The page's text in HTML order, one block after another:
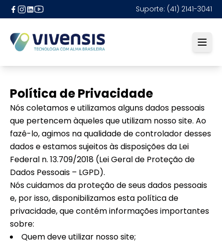
Ir para a página do Facebook da Vivensis Care Technology
Ir para o Instagram da Vivensis Care Technology
Ir para o LinkedIn da Vivensis Care Technology
Ir para o canal do YouTube da Vivensis Care
Suporte: (41) 2141-3041
Política de Privacidade
Nós coletamos e utilizamos alguns dados pessoais
que pertencem àqueles que utilizam nosso site. Ao
fazê-lo, agimos na qualidade de controlador desses
dados e estamos sujeitos às disposições da Lei
Federal n. 13.709/2018 (Lei Geral de Proteção de
Dados Pessoais – LGPD).
Nós cuidamos da proteção de seus dados pessoais
e, por isso, disponibilizamos esta política de
privacidade, que contém informações importantes
sobre:
Quem deve utilizar nosso site;